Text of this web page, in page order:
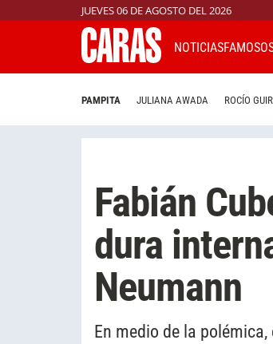
JUEVES 06 DE AGOSTO DEL 2026
NOTICIAS
PAMPITA JULIANA AWADA ROCÍO
Fabián
dura
Neumann
En medio de la